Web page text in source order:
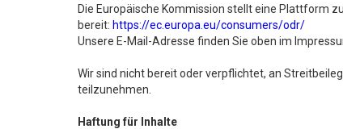
Die Europäische Kommission stellt eine Plattform
bereit: https://ec.europa.eu/consumers/odr/
Unsere E-Mail-Adresse finden Sie oben im
Wir sind nicht bereit oder verpflichtet, an
teilzunehmen.
Haftung für Inhalte